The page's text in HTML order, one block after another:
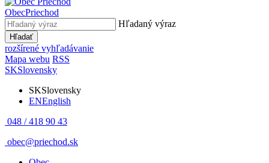
ObecPriechod
Hľadaný výraz
Hľadať
rozšírené vyhľadávanie
Mapa webu RSS
SKSlovensky
SKSlovensky
ENEnglish
048 / 418 90 43
obec@priechod.sk